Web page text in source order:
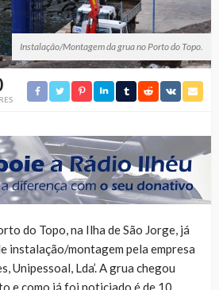
Instalação/Montagem da grua no Porto do Topo.
do Topo, na Ilha de São Jorge, já
instalação/montagem pela empresa
Unipessoal, Lda’. A grua chegou
e como já foi noticiado é de 10